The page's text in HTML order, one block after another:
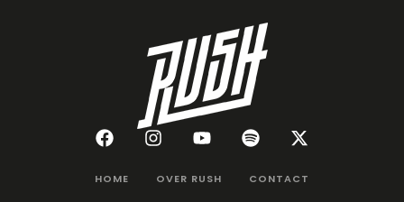
HOME OVER RUSH CONTACT